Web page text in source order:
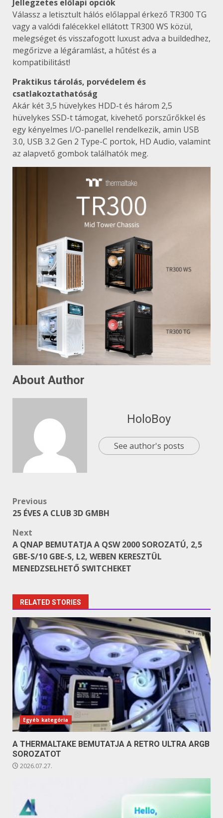
Jellegzetes előlapi opciók
Válassz a letisztult hálós előlappal érkező TR300 TG
vagy a valódi falécekkel ellátott TR300 WS közül,
melegséget és visszafogott luxust adva a buildedhez,
megőrizve a légáramlást, a hűtést és a
kompatibilitást!
Praktikus tárolás, porvédelem és
csatlakoztathatóság
Akár két 3,5 hüvelykes HDD-t és három 2,5
hüvelykes SSD-t támogat, kivehető porszűrőkkel és
egy kényelmes I/O-panellel rendelkezik, amin USB
3.0, USB 3.2 Gen 2 Type-C portok, HD Audio, valamint
az alapvető gombok találhatók meg.
About Author
HoloBoy
See author's posts
Post
Previous
25 ÉVES A CLUB 3D GMBH
Next
A QNAP BEMUTATJA A QSW 2000 SOROZATÚ, 2,5
GBE-S/10 GBE-S, L2, WEBEN KERESZTÜL
MENEDZSELHETŐ SWITCHEKET
RELATED STORIES
Egyéb kategória
A THERMALTAKE BEMUTATJA A RETRO ULTRA ARGB
SOROZATOT
2026.07.27.